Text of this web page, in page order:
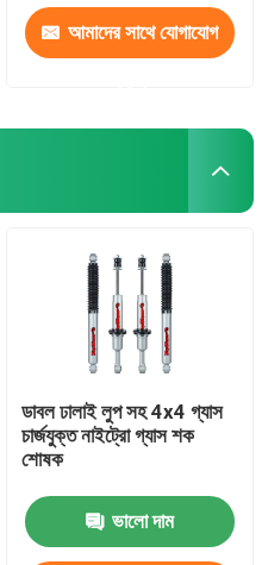
আমাদের সাথে যোগাযোগ
ডাবল ঢালাই লুপ সহ 4x4 গ্যাস
চার্জযুক্ত নাইট্রো গ্যাস শক
শোষক
ভালো দাম